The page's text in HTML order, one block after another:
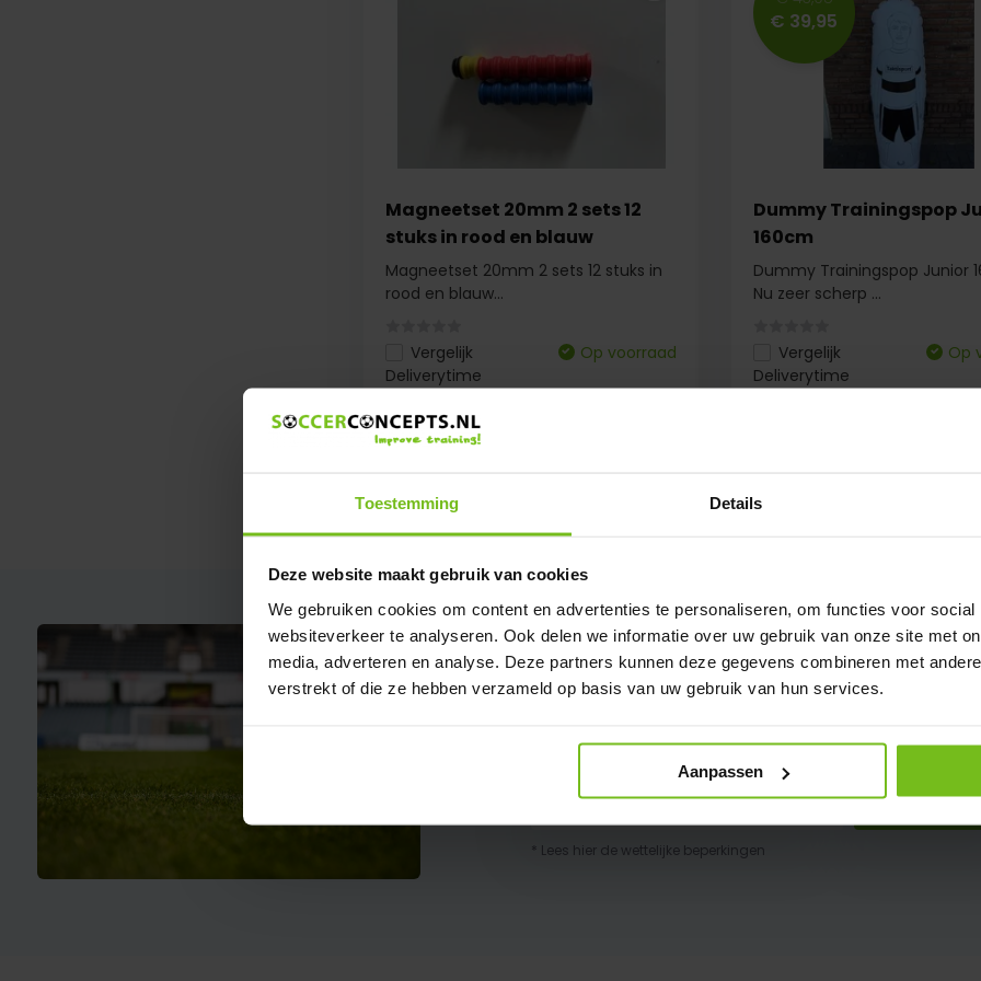
Toestemming Details
Deze website maakt gebruik van cookies
We gebruiken cookies om content en advertenties te personaliseren, om functies voor
websiteverkeer te analyseren. Ook delen we informatie over uw gebruik van onze site met
media, adverteren en analyse. Deze partners kunnen deze gegevens combineren met
verstrekt of die ze hebben verzameld op basis van uw gebruik van hun services.
Aanpassen
Magneetset 20mm 2 sets 12
stuks in rood en blauw
Magneetset 20mm 2 sets 12 stuks in
rood en blauw...
Vergelijk
Op voorraad
Deliverytime
€ 5,95
€ 39,95
Dummy Trainingspop
160cm
Dummy Trainingspop Junior
Nu zeer scherp ...
Vergelijk
Op
Deliverytime
Abonneer
* Lees hier de wettelijke beperkingen